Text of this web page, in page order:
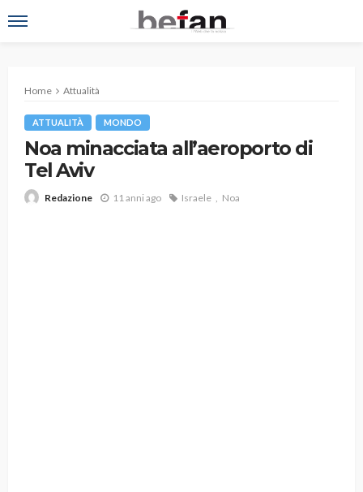
Home Attualità
ATTUALITÀ MONDO
Noa minacciata all’aeroporto di
Tel Aviv
Redazione 11 anni ago Israele Noa